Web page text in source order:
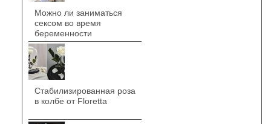
Можно ли заниматься
сексом во время
беременности
Стабилизированная роза
в колбе от Floretta